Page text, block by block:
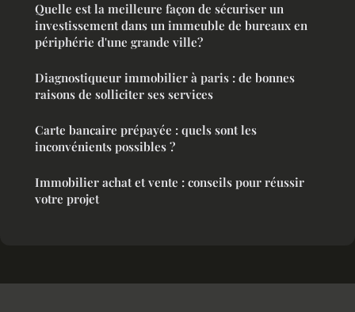
Quelle est la meilleure façon de sécuriser un
investissement dans un immeuble de bureaux en
périphérie d'une grande ville?
Diagnostiqueur immobilier à paris : de bonnes
raisons de solliciter ses services
Carte bancaire prépayée : quels sont les
inconvénients possibles ?
Immobilier achat et vente : conseils pour réussir
votre projet